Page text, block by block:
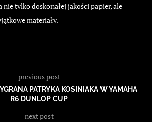
nie tylko doskonałej jakości papier, ale
materiały.
previous post
PATRYKA KOSINIAKA W YAMAHA
R6 DUNLOP CUP
next post